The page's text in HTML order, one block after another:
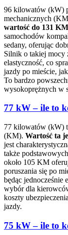
96 kilowatów (kW)
mechanicznych
wartość do 131
samochodów
sedany, oferując
Silnik o takiej mocy
elastyczność, co
jazdy po mieście,
To bardzo
wysokoprężnych w
77 kW – ile to
77 kilowatów (kW)
(KM). Wartość ta
jest
także
około 105 KM
poruszania się po
będąc jednocześnie
wybór dla
koszty
jazdy.
75 kW – ile to